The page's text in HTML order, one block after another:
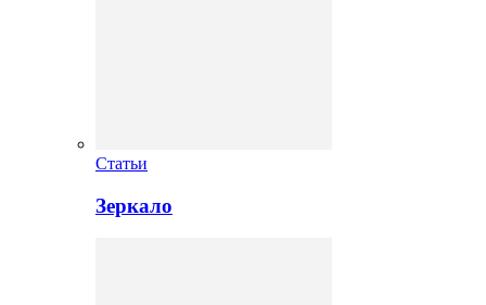
Статьи
Зеркало